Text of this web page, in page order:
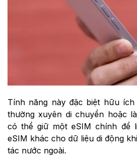
Tính năng này đặc biệt hữu
thường xuyên di chuyển hoặc
có thể giữ một eSIM chính để
eSIM khác cho dữ liệu di động
tác nước ngoài.